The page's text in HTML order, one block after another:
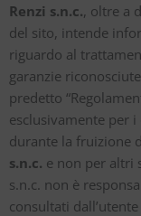
Renzi s.n.c., oltre a
del sito, intende
riguardo al
garanzie
predetto
esclusivamente per
durante la fruizione
s.n.c. e non per altri
s.n.c. non è
consultati